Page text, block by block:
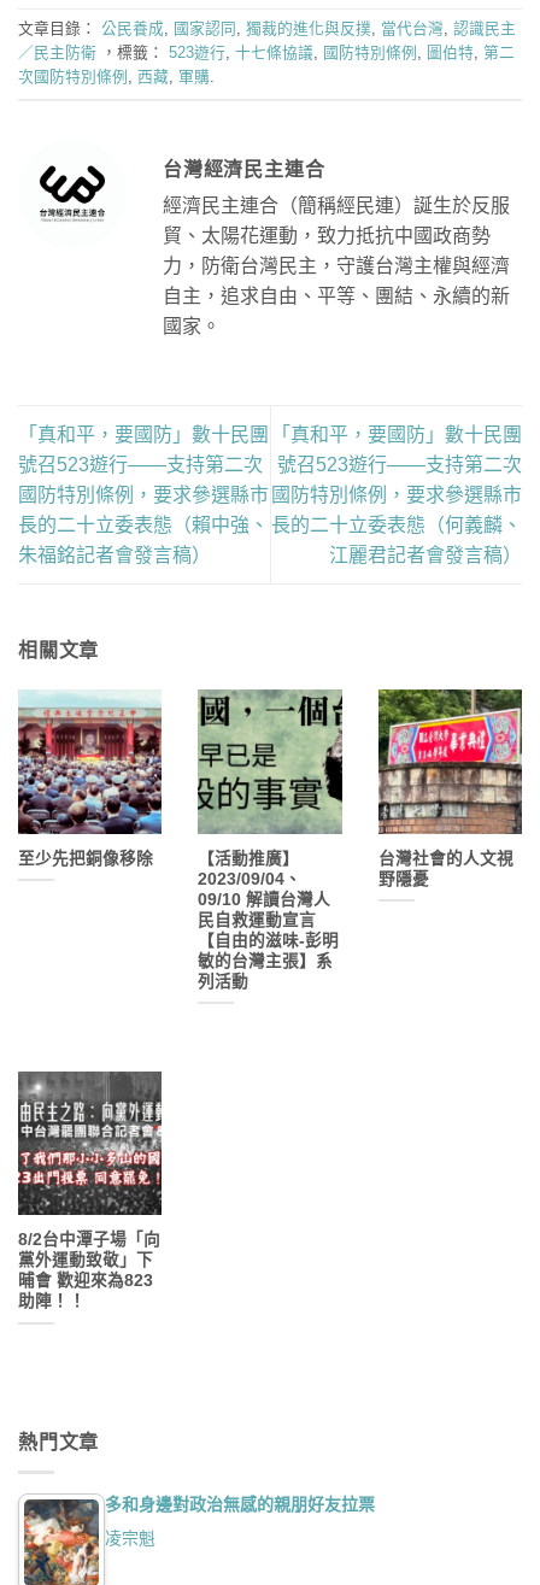
文章目錄： 公民養成, 國家認同 , 獨裁的進化與反撲, 當代台灣, 認識民主
／民主防衛 ，標籤： 523遊行, 十七條協議, 國防特別條例 , 圖伯特, 第二
次國防特別條例 , 西藏, 軍購.
台灣經濟民主連合
經濟民主連合（簡稱經民連）誕生於反服
貿、太陽花運動，致力抵抗中國政商勢
力，防衛台灣民主，守護台灣主權與經濟
自主，追求自由、平等、團結、永續的新
國家。
「真和平，要國防」數十民團
號召523遊行——支持第二次
國防特別條例，要求參選縣市
長的二十立委表態（賴中強、
朱福銘記者會發言稿）
「真和平，要國防」數十民團
號召523遊行——支持第二次
國防特別條例，要求參選縣市
長的二十立委表態（何義麟、
江麗君記者會發言稿）
相關文章
至少先把銅像移除
【活動推廣】
2023/09/04、
09/10 解讀台灣人
民自救運動宣言
【自由的滋味-彭明
敏的台灣主張】系
列活動
台灣社會的人文視
野隱憂
8/2台中潭子場「向
黨外運動致敬」下
晡會 歡迎來為823
助陣！！
熱門文章
多和身邊對政治無感的親朋好友拉票
凌宗魁